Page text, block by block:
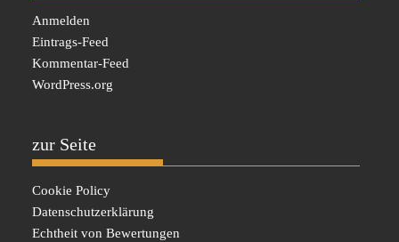
Anmelden
Eintrags-Feed
Kommentar-Feed
WordPress.org
zur Seite
Cookie Policy
Datenschutzerklärung
Echtheit von Bewertungen